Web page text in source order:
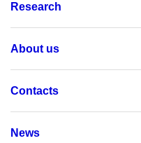
Research
About us
Contacts
News